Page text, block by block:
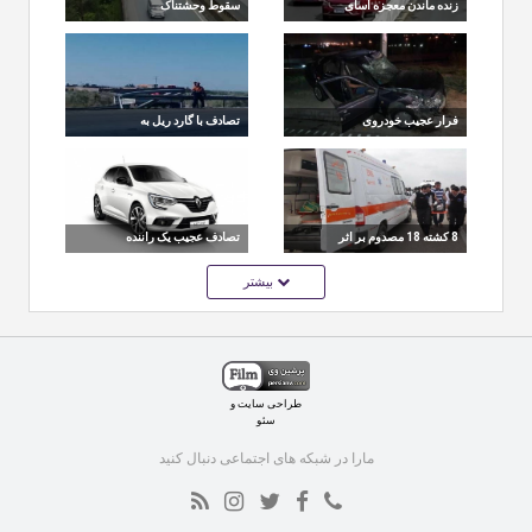
زنده ماندن معجزه آسای
اسکوترسوار ناشی پس
سقوط وحشتناک
خودروی سواری به
بزرگراه
فرار عجیب خودروی
وانت پراید پس از
تصادف از صحنه ی حادثه !
تصادف با گارد ریل به
8 کشته 18 مصدوم بر اثر
تصادف عجیب یک راننده
زن چینی که همه را شوکه
بیشتر
طراحی سایتو
سئو
مارا در شبکه های اجتماعی دنبال کنید